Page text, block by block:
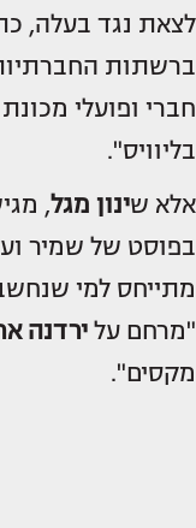
לצאת נגד בעלה,
ברשתות
חברי ופועלי
בליוויס".
אלא שינון מגל
בפוסט של שמיר
מתייחס למי
"מרחם על ירדנה
מקסים".